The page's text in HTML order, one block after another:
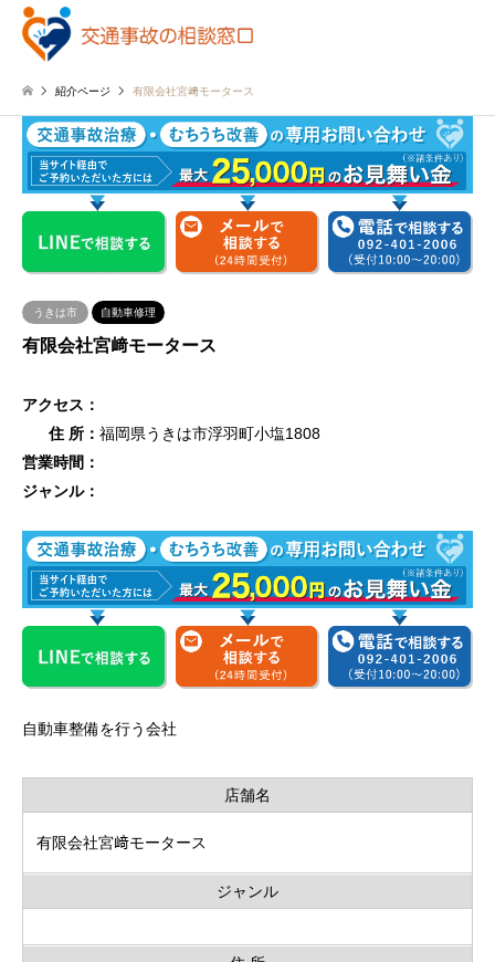
紹介ページ 有限会社宮﨑モータース
うきは市 自動車修理
有限会社宮﨑モータース
アクセス：
住 所： 福岡県うきは市浮羽町小塩1808
営業時間：
ジャンル：
自動車整備を行う会社
店舗名
有限会社宮﨑モータース
ジャンル